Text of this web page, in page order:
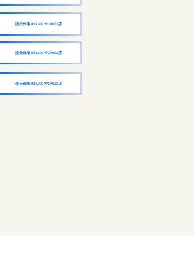
楽天市場 RELAX WORLD店
楽天市場 RELAX WORLD店
楽天市場 RELAX WORLD店